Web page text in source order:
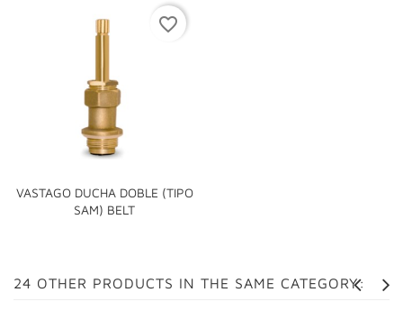
VASTAGO DUCHA DOBLE (TIPO
SAM) BELT
favorite_border
24 OTHER PRODUCTS IN THE SAME CATEGORY: